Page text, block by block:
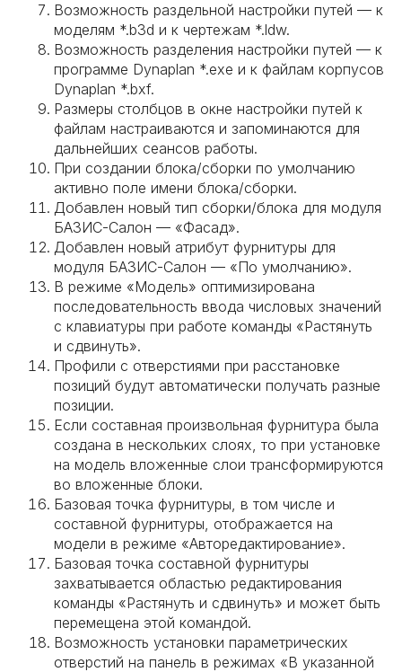
Возможность раздельной настройки путей — к
моделям *.b3d и к чертежам *.ldw.
Возможность разделения настройки путей — к
программе Dynaplan *.exe и к файлам корпусов
Dynaplan *.bxf.
Размеры столбцов в окне настройки путей к
файлам настраиваются и запоминаются для
дальнейших сеансов работы.
При создании блока/сборки по умолчанию
активно поле имени блока/сборки.
Добавлен новый тип сборки/блока для модуля
БАЗИС-Салон — «Фасад».
Добавлен новый атрибут фурнитуры для
модуля БАЗИС-Салон — «По умолчанию».
В режиме «Модель» оптимизирована
последовательность ввода числовых значений
с клавиатуры при работе команды «Растянуть
и сдвинуть».
Профили с отверстиями при расстановке
позиций будут автоматически получать разные
позиции.
Если составная произвольная фурнитура была
создана в нескольких слоях, то при установке
на модель вложенные слои трансформируются
во вложенные блоки.
Базовая точка фурнитуры, в том числе и
составной фурнитуры, отображается на
модели в режиме «Авторедактирование».
Базовая точка составной фурнитуры
захватывается областью редактирования
команды «Растянуть и сдвинуть» и может быть
перемещена этой командой.
Возможность установки параметрических
отверстий на панель в режимах «В указанной